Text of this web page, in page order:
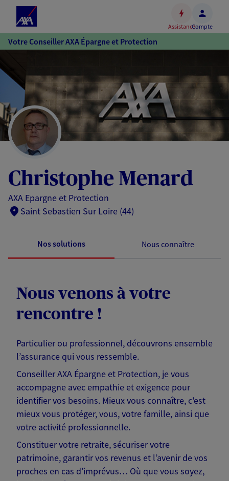
Accéder
au
Accéder
au
pied
de
page
AssistanceCompte
Votre Conseiller AXA Épargne et Protection
Christophe Menard
AXA Epargne et Protection
Saint Sebastien Sur Loire (44)
Nos solutions Nous connaître
Nous venons à votre
rencontre !
Particulier ou professionnel, découvrons ensemble
l’assurance qui vous ressemble.
Conseiller AXA Épargne et Protection, je vous
accompagne avec empathie et exigence pour
identifier vos besoins. Mieux vous connaître, c'est
mieux vous protéger, vous, votre famille, ainsi que
votre activité professionnelle.
Constituer votre retraite, sécuriser votre
patrimoine, garantir vos revenus et l’avenir de vos
proches en cas d’imprévus… Où que vous soyez,